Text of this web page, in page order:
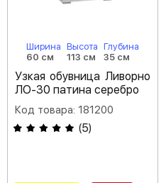
Ширина
60 см
Высота
113 см
Глубина
35 см
Узкая обувница Ливорно
ЛО-30 патина серебро
Код товара: 181200
(5)